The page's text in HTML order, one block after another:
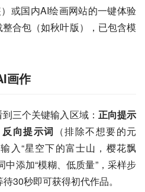
或国内AI绘画网站的一键体验
合包（如秋叶版），已包含模
画作
三个关键输入区域： 正向提示
反向提示词 （排除不想要的元
入“星空下的富士山，樱花飘
中添加“模糊、低质量”，采样步
30秒即可获得初代作品。